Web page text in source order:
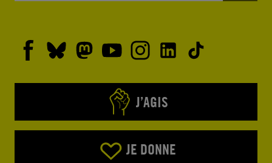
J’AGIS
JE DONNE